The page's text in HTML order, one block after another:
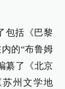
包括《巴黎
的“布鲁姆
纂了《北京
州文学地